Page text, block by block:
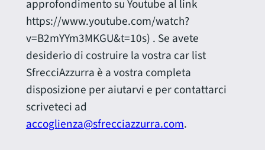
approfondimento su Youtube al link
https://www.youtube.com/watch?
v=B2mYYm3MKGU&t=10s) . Se avete
desiderio di costruire la vostra car list
SfrecciAzzurra è a vostra completa
disposizione per aiutarvi e per contattarci
scriveteci ad
accoglienza@sfrecciazzurra.com.